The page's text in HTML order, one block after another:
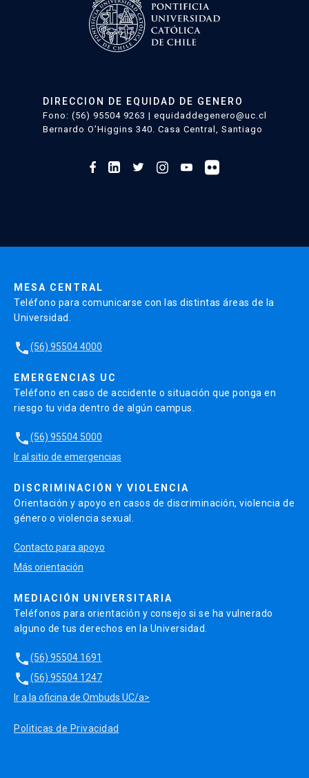
DIRECCION DE EQUIDAD DE GENERO
Fono: (56) 95504 9263 | equidaddegenero@uc.cl
Bernardo O'Higgins 340. Casa Central, Santiago
MESA CENTRAL
Teléfono para comunicarse con las distintas áreas de la
Universidad.
local_phone(56) 95504 4000
EMERGENCIAS UC
Teléfono en caso de accidente o situación que ponga en
riesgo tu vida dentro de algún campus.
local_phone(56) 95504 5000
Ir al sitio de emergencias
DISCRIMINACIÓN Y VIOLENCIA
Orientación y apoyo en casos de discriminación, violencia de
género o violencia sexual.
Contacto para apoyo
Más orientación
MEDIACIÓN UNIVERSITARIA
Teléfonos para orientación y consejo si se ha vulnerado
alguno de tus derechos en la Universidad.
local_phone(56) 95504 1691
local_phone(56) 95504 1247
Ir a la oficina de Ombuds UC/a>
Politicas de Privacidad